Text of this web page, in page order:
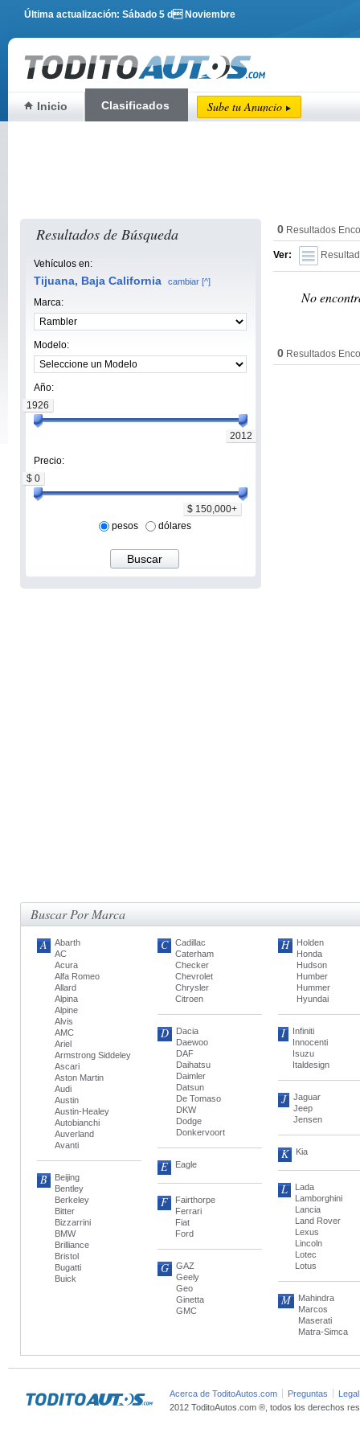
Última actualización: Sábado 5 d Noviembre
Inicio Clasificados Sube tu Anuncio
0 Resultados
Ver:
No
0 Resultados
Resultados de Búsqueda
Vehículos en:
Tijuana, Baja California cambiar [^]
Marca:
Modelo:
Año:
1926
2012
Precio:
$ 0
$ 150,000+
pesos
dólares
Buscar Por Marca
A
Abarth
AC
Acura
Alfa Romeo
Allard
Alpina
Alpine
Alvis
AMC
Ariel
Armstrong Siddeley
Ascari
Aston Martin
Audi
Austin
Austin-Healey
Autobianchi
Auverland
Avanti
B
Beijing
Bentley
Berkeley
Bitter
Bizzarrini
BMW
Brilliance
Bristol
Bugatti
Buick
C
Cadillac
Caterham
Checker
Chevrolet
Chrysler
Citroen
D
Dacia
Daewoo
DAF
Daihatsu
Daimler
Datsun
De Tomaso
DKW
Dodge
Donkervoort
E Eagle
F
Fairthorpe
Ferrari
Fiat
Ford
G
GAZ
Geely
Geo
Ginetta
GMC
H
Holden
Honda
Hudson
Humber
Hummer
Hyundai
I
Infiniti
Innocenti
Isuzu
Italdesign
J
Jaguar
Jeep
Jensen
K Kia
L
Lada
Lamborghini
Lancia
Land Rover
Lexus
Lincoln
Lotec
Lotus
M
Mahindra
Marcos
Maserati
Matra-Simca
Acerca de ToditoAutos.com Preguntas
Legal
2012 ToditoAutos.com ®, todos los derechos